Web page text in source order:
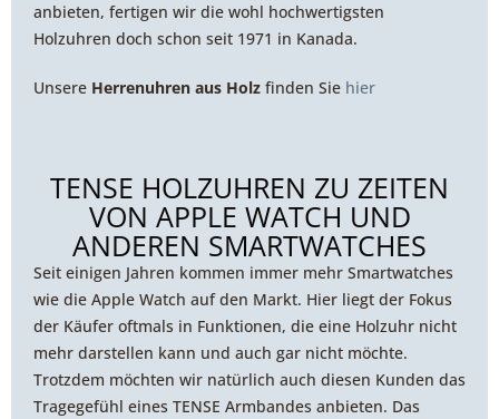
anbieten, fertigen wir die wohl hochwertigsten
Holzuhren doch schon seit 1971 in Kanada.
Unsere Herrenuhren aus Holz finden Sie hier
TENSE HOLZUHREN ZU ZEITEN
VON APPLE WATCH UND
ANDEREN SMARTWATCHES
Seit einigen Jahren kommen immer mehr Smartwatches
wie die Apple Watch auf den Markt. Hier liegt der Fokus
der Käufer oftmals in Funktionen, die eine Holzuhr nicht
mehr darstellen kann und auch gar nicht möchte.
Trotzdem möchten wir natürlich auch diesen Kunden das
Tragegefühl eines TENSE Armbandes anbieten. Das